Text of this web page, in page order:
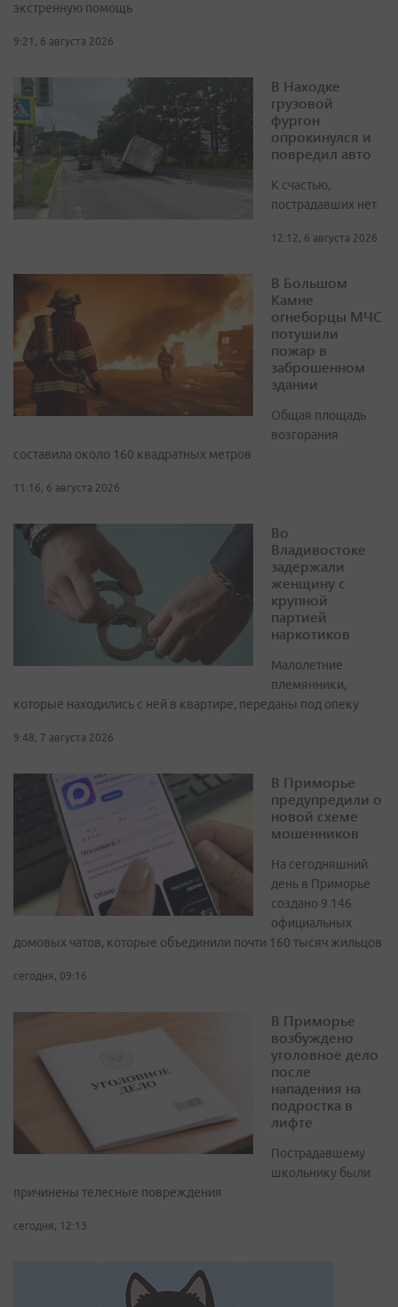
экстренную помощь
9:21, 6 августа 2026
В Находке
грузовой
фургон
опрокинулся и
повредил авто
К счастью,
пострадавших нет
12:12, 6 августа 2026
В Большом
Камне
огнеборцы МЧС
потушили
пожар в
заброшенном
здании
Общая площадь
возгорания
составила около 160 квадратных метров
11:16, 6 августа 2026
Во
Владивостоке
задержали
женщину с
крупной
партией
наркотиков
Малолетние
племянники,
которые находились с ней в квартире, переданы под опеку
9:48, 7 августа 2026
В Приморье
предупредили о
новой схеме
мошенников
На сегодняшний
день в Приморье
создано 9 146
официальных
домовых чатов, которые объединили почти 160 тысяч жильцов
сегодня, 09:16
В Приморье
возбуждено
уголовное дело
после
нападения на
подростка в
лифте
Пострадавшему
школьнику были
причинены телесные повреждения
сегодня, 12:13